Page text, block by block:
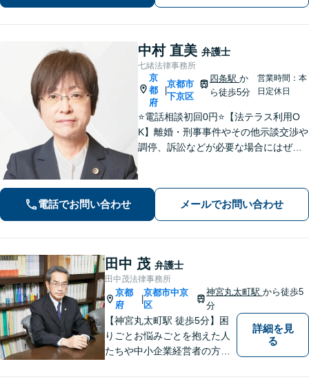
相談可】
中村 直美 弁護士
七緒法律事務所
京
都
府
京都市
下京区
四条駅 か
ら徒歩5分
営業時間：本
日定休日
⭐️電話相談初回0円⭐️【法テラス利用O
K】離婚・刑事事件やその他示談交渉や
調停、訴訟などが必要な場合にはぜひ
であることを心がけています【弁護士
歴15年以上】【四条烏丸5分】
電話でお問い合わせ メールでお問い合わせ
田中 茂 弁護士
田中茂法律事務所
京都
府
|
京都市中京
区
神宮丸太町駅から徒歩5
分
【神宮丸太町駅 徒歩5分】困
りごとお悩みごとを抱えた人
たちや中小企業経営者の方々
寧をモットーとして全力でそ
詳細を見
る